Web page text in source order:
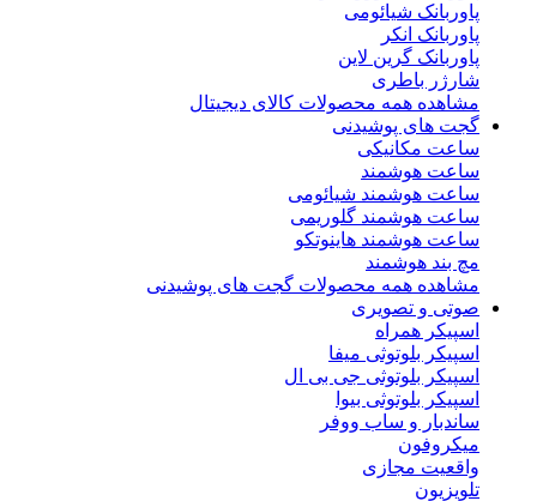
پاوربانک شیائومی
پاوربانک انکر
پاوربانک گرین لاین
شارژر باطری
مشاهده همه محصولات کالای دیجیتال
گجت های پوشیدنی
ساعت مکانیکی
ساعت هوشمند
ساعت هوشمند شیائومی
ساعت هوشمند گلوریمی
ساعت هوشمند هاینوتکو
مچ بند هوشمند
مشاهده همه محصولات گجت های پوشیدنی
صوتی و تصویری
اسپیکر همراه
اسپیکر بلوتوثی میفا
اسپیکر بلوتوثی جی بی ال
اسپیکر بلوتوثی بیوا
ساندبار و ساب ووفر
میکروفون
واقعیت مجازی
تلویزیون